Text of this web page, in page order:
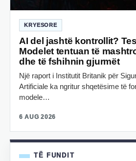
KRYESORE
AI del jashtë kontrollit?
Modelet tentuan të
dhe të fshihnin gjurmët
Një raport i Institutit Britanik për
Artificiale ka ngritur shqetësime të
modele…
6 AUG 2026
TË FUNDIT